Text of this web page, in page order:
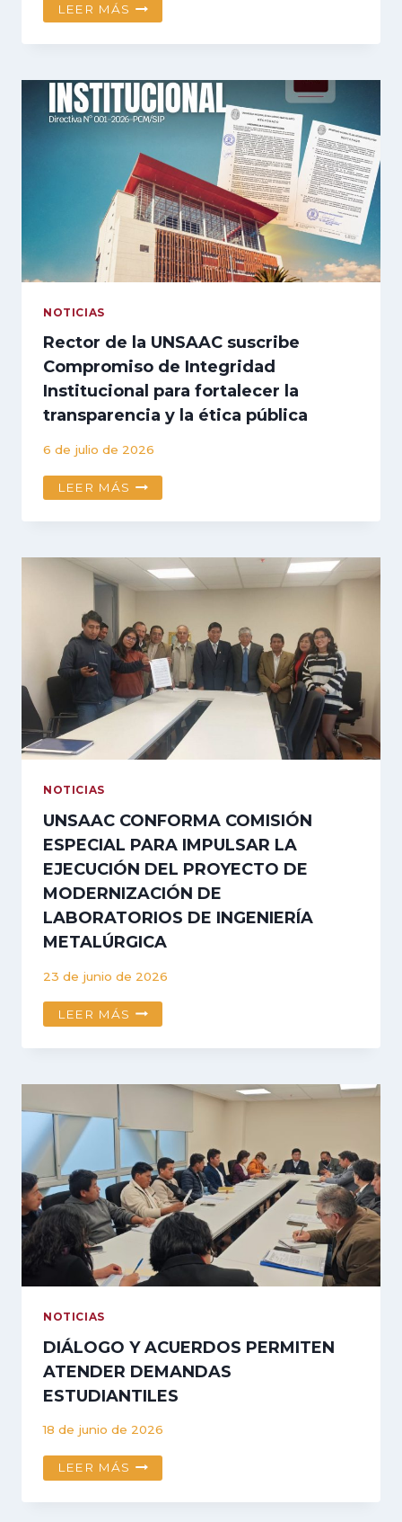
LEER MÁS UNSAAC
REFUERZA
LA
Y
GARANTIZA
UN
DE
ADMISIÓN
TRANSPARENTE
Y
MERITOCRÁTICO
NOTICIAS
Rector de la UNSAAC suscribe
Compromiso de Integridad
Institucional para fortalecer la
transparencia y la ética pública
6 de julio de 2026
LEER MÁS RECTOR
LA
SUSCRIBE
COMPROMISO
INTEGRIDAD
INSTITUCIONAL
PARA
FORTALECER
LA
TRANSPARENCIA
LA
NOTICIAS
UNSAAC CONFORMA COMISIÓN
ESPECIAL PARA IMPULSAR LA
EJECUCIÓN DEL PROYECTO DE
MODERNIZACIÓN DE
LABORATORIOS DE INGENIERÍA
METALÚRGICA
23 de junio de 2026
LEER MÁS UNSAAC
COMISIÓN
PARA
LA
EJECUCIÓN
DEL
PROYECTO
DE
MODERNIZACIÓN
DE
LABORATORIOS
DE
NOTICIAS
DIÁLOGO Y ACUERDOS PERMITEN
ATENDER DEMANDAS
ESTUDIANTILES
18 de junio de 2026
LEER MÁS DIÁLOGO
Y
ACUERDOS